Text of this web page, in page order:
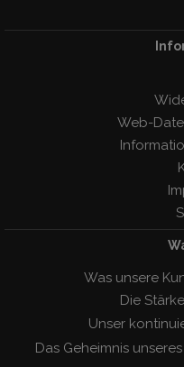
Web-
Was unsere
Die
Unser
Das Geheimnis